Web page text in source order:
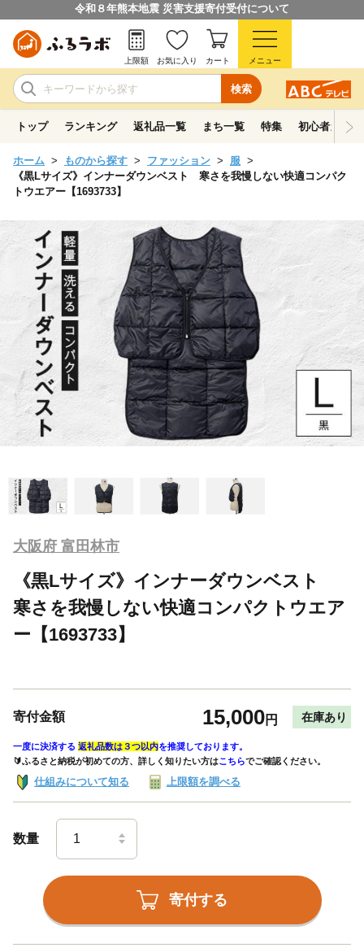
令和８年熊本地震 災害支援寄付受付について
検索
上限額 お気に入り カート メニュー
トップ ランキング 返礼品一覧 まち一覧 特集 初心者ガイド
ホーム ものから探す ファッション
服
《黒Lサイズ》インナーダウンベスト 寒さを我慢しない快適コンパク
トウエアー【1693733】
大阪府 富田林市
《黒Lサイズ》インナーダウンベスト
寒さを我慢しない快適コンパクトウエア
ー【1693733】
寄付金額 15,000円 在庫あり
一度に決済する 返礼品数は３つ以内を推奨しております。
🔰ふるさと納税が初めての方、詳しく知りたい方はこちらでご確認ください。
仕組みについて知る 上限額を調べる
数量
寄付する